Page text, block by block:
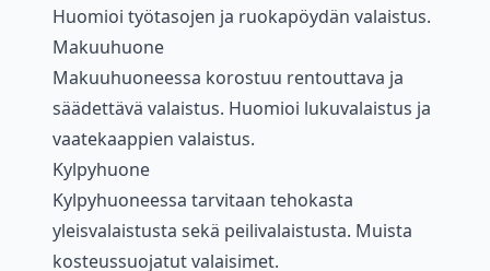
Huomioi työtasojen ja ruokapöydän valaistus.
Makuuhuone
Makuuhuoneessa korostuu rentouttava ja
säädettävä valaistus. Huomioi lukuvalaistus ja
vaatekaappien valaistus.
Kylpyhuone
Kylpyhuoneessa tarvitaan tehokasta
yleisvalaistusta sekä peilivalaistusta. Muista
kosteussuojatut valaisimet.